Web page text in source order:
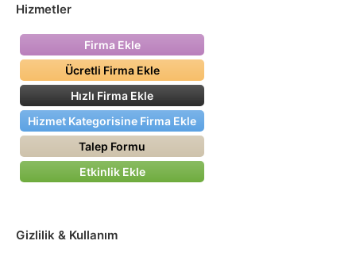
Hizmetler
Firma Ekle
Ücretli Firma Ekle
Hızlı Firma Ekle
Hizmet Kategorisine Firma Ekle
Talep Formu
Etkinlik Ekle
Gizlilik & Kullanım